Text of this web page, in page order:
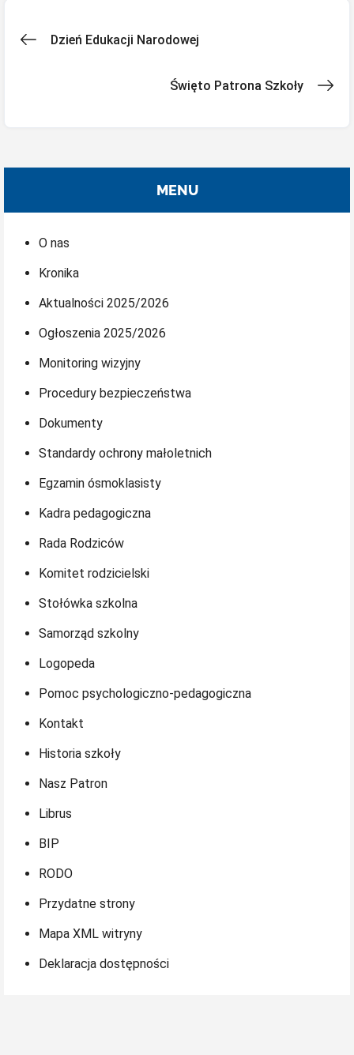
Nawigacja
Dzień Edukacji Narodowej
Święto Patrona Szkoły
MENU
O nas
Kronika
Aktualności 2025/2026
Ogłoszenia 2025/2026
Monitoring wizyjny
Procedury bezpieczeństwa
Dokumenty
Standardy ochrony małoletnich
Egzamin ósmoklasisty
Kadra pedagogiczna
Rada Rodziców
Komitet rodzicielski
Stołówka szkolna
Samorząd szkolny
Logopeda
Pomoc psychologiczno-pedagogiczna
Kontakt
Historia szkoły
Nasz Patron
Librus
BIP
RODO
Przydatne strony
Mapa XML witryny
Deklaracja dostępności